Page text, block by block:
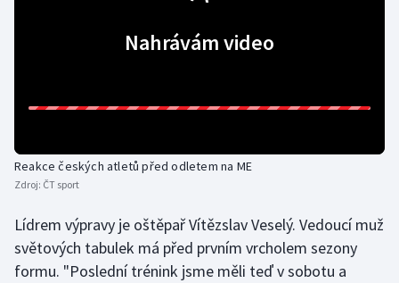
Ragby
Rychlobruslení
Rychlostní kanoistika
Nahrávám video
Reakce českých atletů před odletem na ME
Zdroj: ČT sport
Lídrem výpravy je oštěpař Vítězslav Veselý. Vedoucí muž
světových tabulek má před prvním vrcholem sezony
formu. "Poslední trénink jsme měli teď v sobotu a